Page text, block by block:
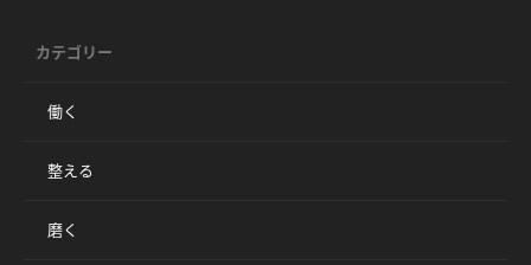
カテゴリー
働く
整える
磨く